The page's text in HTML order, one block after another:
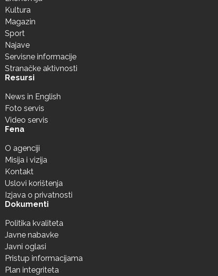
Kultura
Magazin
Sport
Najave
Servisne informacije
Stranačke aktivnosti
Resursi
News in English
Foto servis
Video servis
Fena
O agenciji
Misija i vizija
Kontakt
Uslovi korištenja
Izjava o privatnosti
Dokumenti
Politika kvaliteta
Javne nabavke
Javni oglasi
Pristup informacijama
Plan integriteta